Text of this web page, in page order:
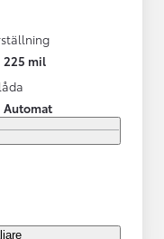
225 mil
Automat